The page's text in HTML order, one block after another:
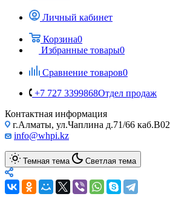
Личный кабинет
Корзина0
Избранные товары0
Сравнение товаров0
+7 727 3399868Отдел продаж
Контактная информация
г.Алматы, ул.Чаплина д.71/66 каб.B02
info@whpi.kz
Темная тема Светлая тема